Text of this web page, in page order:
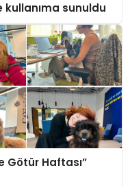
sunuldu
Götür Haftası”